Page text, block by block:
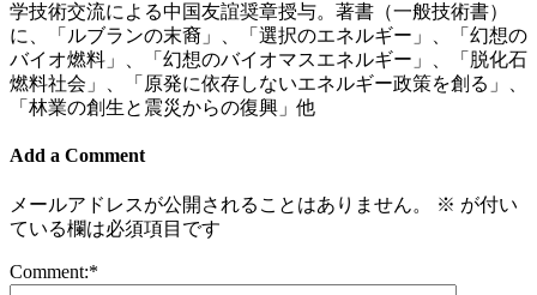
学技術交流による中国友誼奨章授与。著書（一般技術書）
に、「ルブランの末裔」、「選択のエネルギー」、「幻想の
バイオ燃料」、「幻想のバイオマスエネルギー」、「脱化石
燃料社会」、「原発に依存しないエネルギー政策を創る」、
「林業の創生と震災からの復興」他
Add a Comment
メールアドレスが公開されることはありません。 ※ が付い
ている欄は必須項目です
Comment:*